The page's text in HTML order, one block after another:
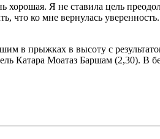
Я не ставила цель
что ко мне вернулась
в прыжках в высоту с
Катара Моатаз Баршам (2,30). В